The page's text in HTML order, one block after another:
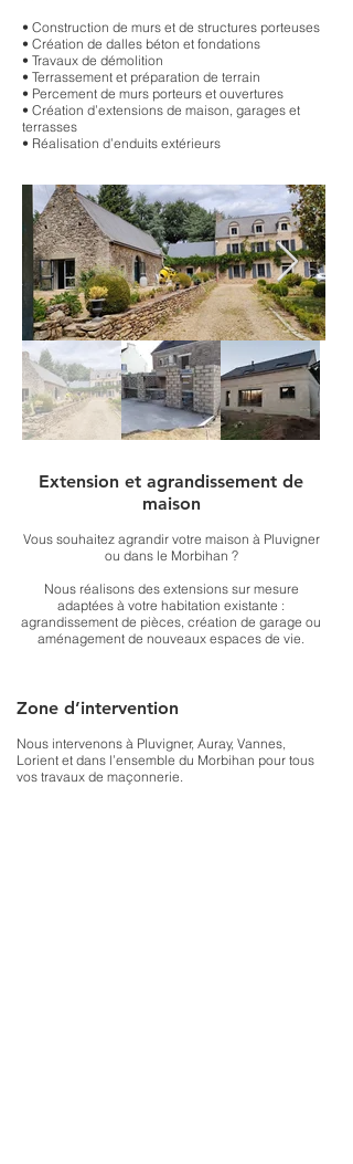
• Construction de murs et de structures porteuses
• Création de dalles béton et fondations
• Travaux de démolition
• Terrassement et préparation de terrain
• Percement de murs porteurs et ouvertures
• Création d’extensions de maison, garages et
terrasses
• Réalisation d’enduits extérieurs
Extension et agrandissement de
maison
Vous souhaitez agrandir votre maison à Pluvigner
ou dans le Morbihan ?
Nous réalisons des extensions sur mesure
adaptées à votre habitation existante :
agrandissement de pièces, création de garage ou
aménagement de nouveaux espaces de vie.
Zone d’intervention
Nous intervenons à Pluvigner, Auray, Vannes,
Lorient et dans l’ensemble du Morbihan pour tous
vos travaux de maçonnerie.